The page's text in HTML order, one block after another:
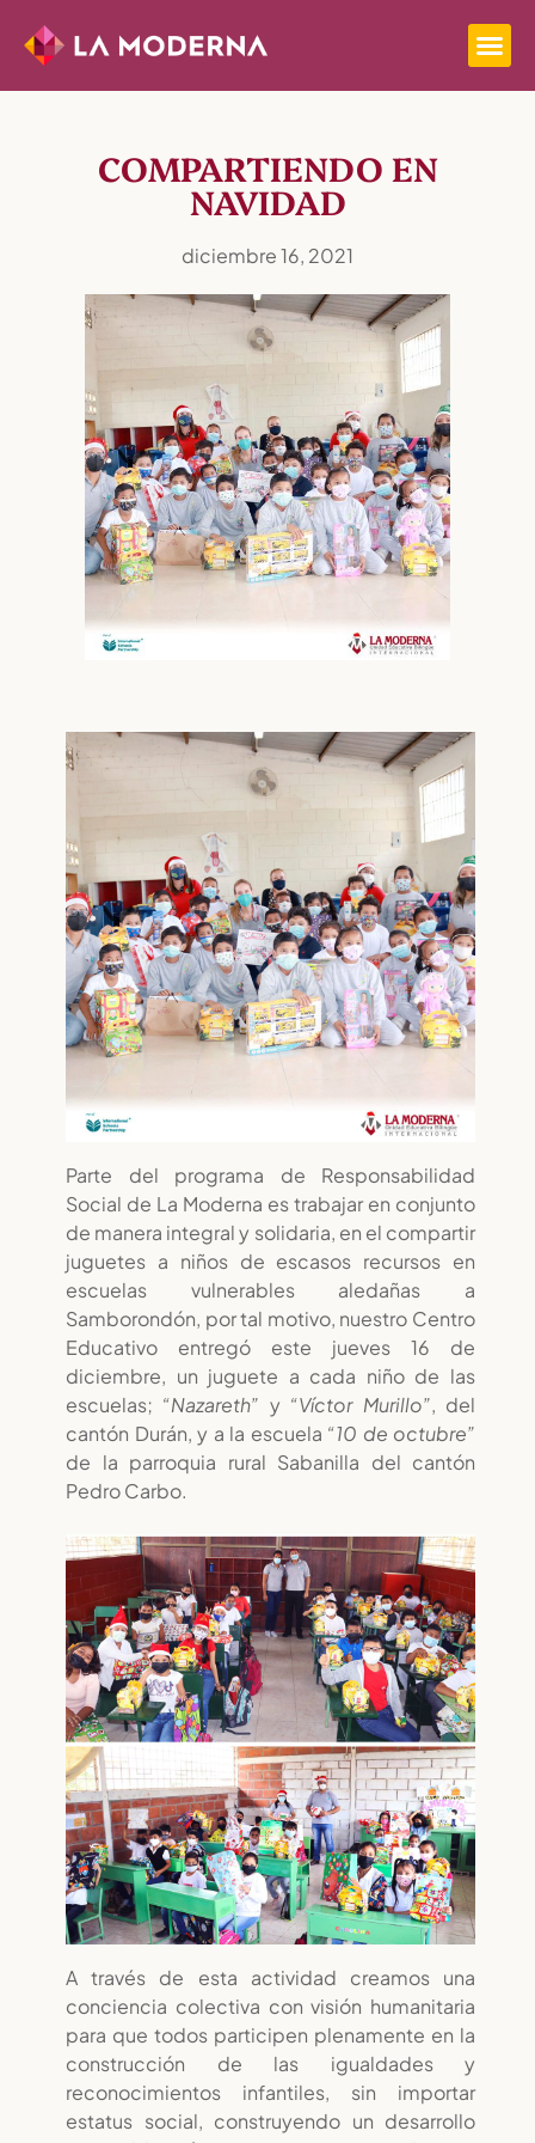
COMPARTIENDO EN
NAVIDAD
diciembre 16, 2021
Parte del programa de Responsabilidad
Social de La Moderna es trabajar en conjunto
de manera integral y solidaria, en el compartir
juguetes a niños de escasos recursos en
escuelas vulnerables aledañas a
Samborondón, por tal motivo, nuestro Centro
Educativo entregó este jueves 16 de
diciembre, un juguete a cada niño de las
escuelas; “Nazareth” y “Víctor Murillo”, del
cantón Durán, y a la escuela “10 de octubre”
de la parroquia rural Sabanilla del cantón
Pedro Carbo.
A través de esta actividad creamos una
conciencia colectiva con visión humanitaria
para que todos participen plenamente en la
construcción de las igualdades y
reconocimientos infantiles, sin importar
estatus social, construyendo un desarrollo